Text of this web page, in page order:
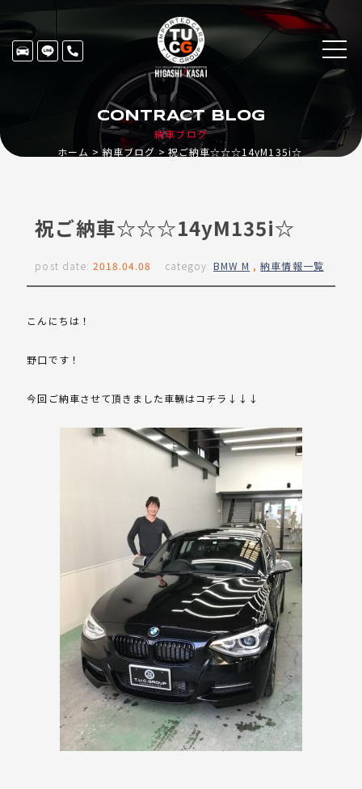
納車ブログ
CONTRACT BLOG
ホーム 納車ブログ 祝ご納車☆☆☆14yM135i☆
祝ご納車☆☆☆14yM135i☆
post date: 2018.04.08 categoy: BMW M ,納車情報一覧
こんにちは！
野口です！
今回ご納車させて頂きました車輛はコチラ↓↓↓